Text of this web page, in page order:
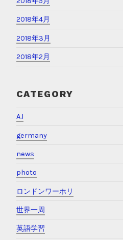
2018年4月
2018年3月
2018年2月
CATEGORY
A.I
germany
news
photo
ロンドンワーホリ
世界一周
英語学習